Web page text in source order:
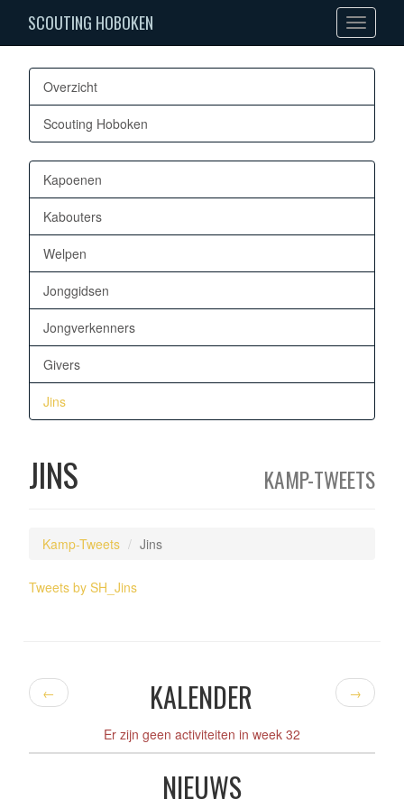
Toggle
navigation
SCOUTING HOBOKEN
Overzicht
Scouting Hoboken
Kapoenen
Kabouters
Welpen
Jonggidsen
Jongverkenners
Givers
Jins
JINS KAMP-TWEETS
Kamp-Tweets Jins
Tweets by SH_Jins
← KALENDER →
Er zijn geen activiteiten in week 32
NIEUWS